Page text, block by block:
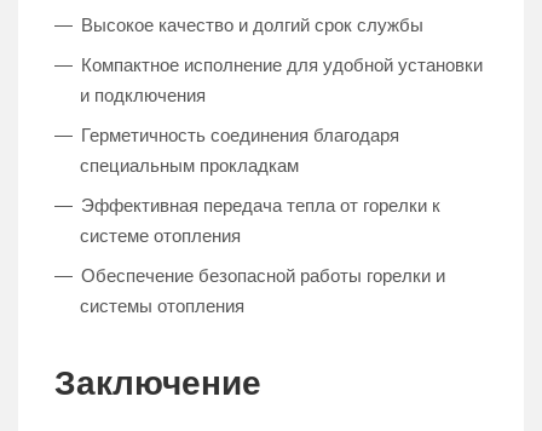
Высокое качество и долгий срок службы
Компактное исполнение для удобной установки
и подключения
Герметичность соединения благодаря
специальным прокладкам
Эффективная передача тепла от горелки к
системе отопления
Обеспечение безопасной работы горелки и
системы отопления
Заключение